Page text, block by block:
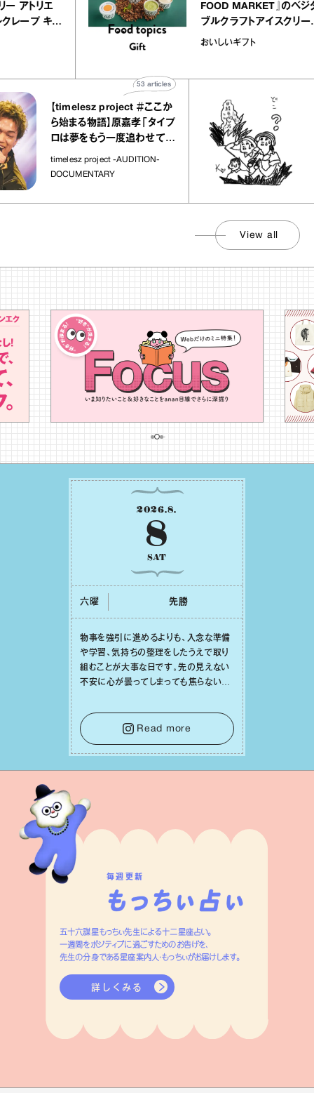
イクアリー アトリエ
』のミルクレープ キャ
FOOD MARKET
ブルクラフトアイ
｜真野知子の「お
おいしいギフト
【timelesz project ＃ここか
ら始まる物語】原嘉孝「タイプ
ロは夢をもう一度追わせてく
れた場所」
timelesz project -AUDITION-
DOCUMENTARY
articles
「日経
社会のじ
View all
2026.8.
8
SAT
六曜 先勝
物事を強引に進めるよりも、⼊念な準備
や学習、気持ちの整理をしたうえで取り
組むことが⼤事な⽇です。先の⾒えない
不安に⼼が曇ってしまっても焦らない
⾝や疲れていそうな⼈をいたわることに
時間を使いましょう。ここでしっかりとエ
ネルギーを蓄え、困難を乗り越える⼒に
変えましょう。
Read more
毎週更新
五十六謀星もっちぃ先生による十二星座占い。
一週間をポジティブに過ごすためのお告げを、
先生の分身である星座案内人・もっちぃがお届けします。
詳しくみる